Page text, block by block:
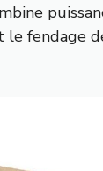
le fendage